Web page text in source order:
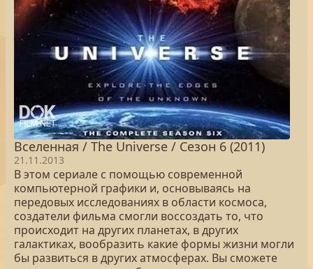
Вселенная / The Universe / Сезон 6 (2011)
21.11.2013
В этом сериале с помощью современной
компьютерной графики и, основываясь на
передовых исследованиях в области космоса,
создатели фильма смогли воссоздать то, что
происходит на других планетах, в других
галактиках, вообразить какие формы жизни могли
бы развиться в других атмосферах. Вы сможете